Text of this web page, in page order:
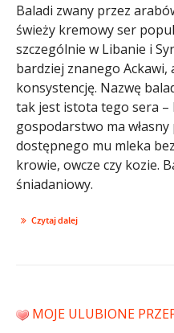
Baladi zwany przez
świeży kremowy ser
szczególnie w Libanie i
bardziej znanego Ackawi,
konsystencję. Nazwę
tak jest istota tego sera –
gospodarstwo ma
dostępnego mu mleka
krowie, owcze czy kozie.
śniadaniowy.
Czytaj dalej
MOJE ULUBIONE